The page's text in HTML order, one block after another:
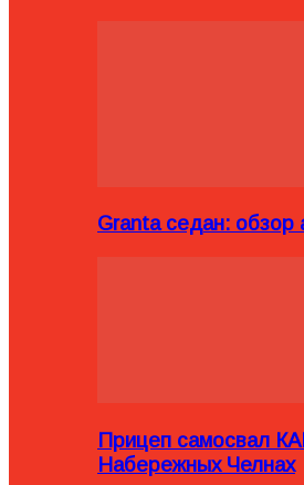
Granta седан: обзор
Прицеп самосвал
Набережных Челнах